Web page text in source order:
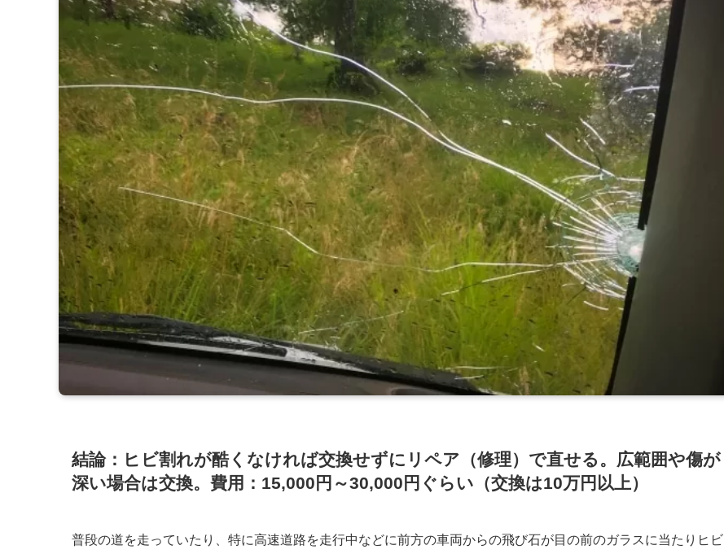
結論： ヒビ割れが酷くなければ交換せずにリペア （修理）で直せる。広範囲や傷が
深い場合は交換。費用：15,000円～30,000円ぐらい（交換は10万円以上）
普段の道を走っていたり、特に高速道路を走行中などに前方の車両からの飛び石が目の前のガラスに当たりヒビ